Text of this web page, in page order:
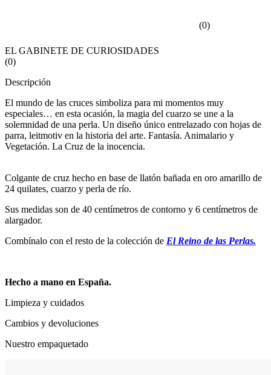
(0)
EL GABINETE DE CURIOSIDADES
(0)
Descripción
El mundo de las cruces simboliza para mi momentos muy
especiales… en esta ocasión, la magia del cuarzo se une a la
solemnidad de una perla. Un diseño único entrelazado con hojas de
parra, leitmotiv en la historia del arte. Fantasía. Animalario y
Vegetación. La Cruz de la inocencia.
Colgante de cruz hecho en base de llatón bañada en oro amarillo de
24 quilates, cuarzo y perla de río.
Sus medidas son de 40 centímetros de contorno y 6 centímetros de
alargador.
Combínalo con el resto de la colección de El Reino de las Perlas.
Hecho a mano en España.
Limpieza y cuidados
Cambios y devoluciones
Nuestro empaquetado